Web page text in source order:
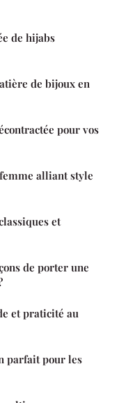
de hijabs
de bijoux en
pour vos
alliant style
et
de porter une
et praticité au
parfait pour les